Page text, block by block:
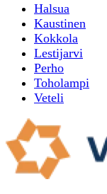
Halsua
Kaustinen
Kokkola
Lestijarvi
Perho
Toholampi
Veteli